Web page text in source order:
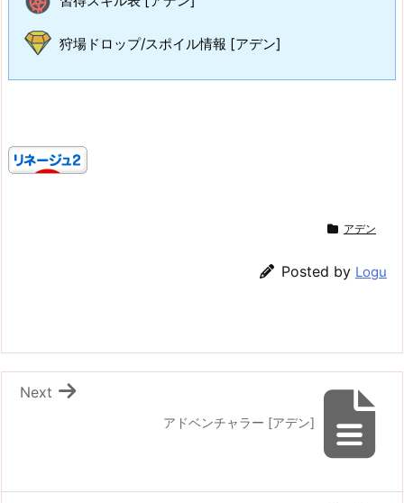
狩場ドロップ/スポイル情報 [アデン]
アデン
Posted by Logu
アドベンチャラー [アデン]
Next